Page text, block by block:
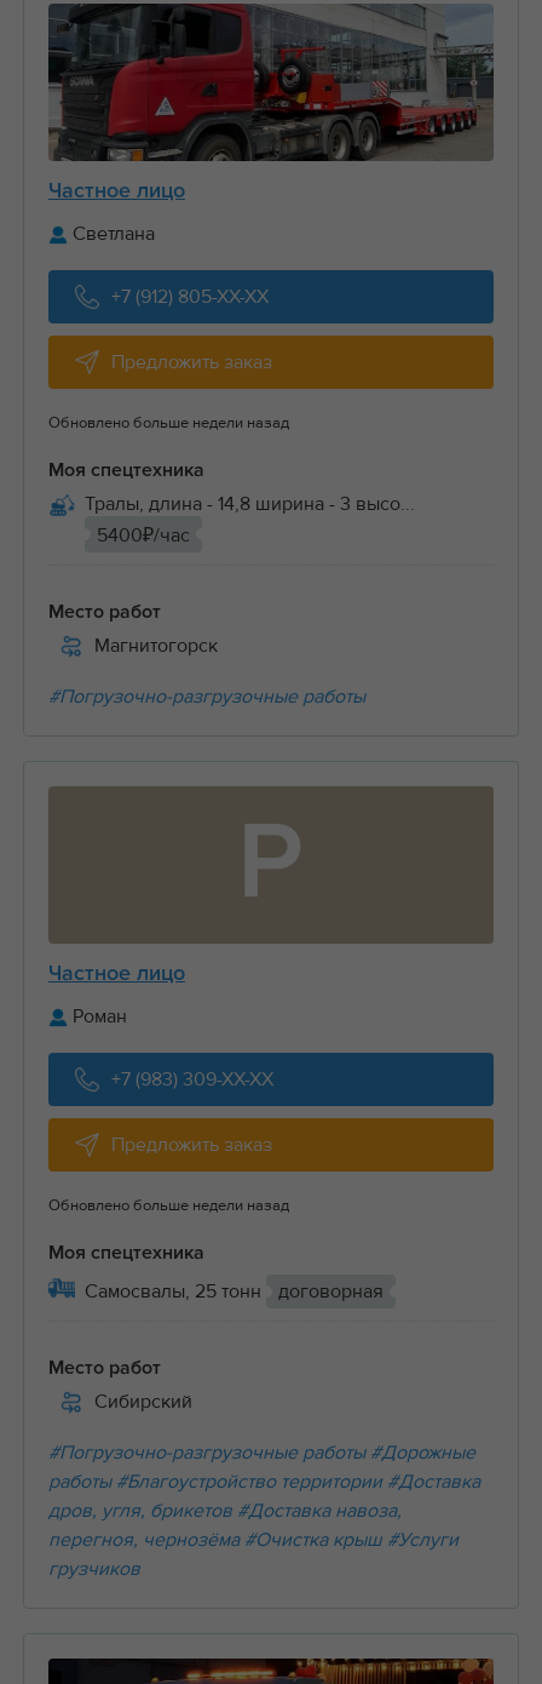
Частное лицо
Светлана
+7 (912) 805-XX-XX
Предложить заказ
Обновлено больше недели назад
Моя спецтехника
Тралы, длина - 14,8 ширина - 3 высо...
5400₽/час
Место работ
Магнитогорск
#Погрузочно-разгрузочные работы
Р
Частное лицо
Роман
+7 (983) 309-XX-XX
Предложить заказ
Обновлено больше недели назад
Моя спецтехника
Самосвалы, 25 тонн договорная
Место работ
Сибирский
#Погрузочно-разгрузочные работы #Дорожные
работы #Благоустройство территории #Доставка
дров, угля, брикетов #Доставка навоза,
перегноя, чернозёма #Очистка крыш #Услуги
грузчиков